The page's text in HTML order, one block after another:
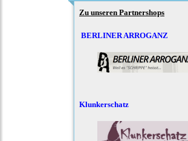
Zu unseren Partnershops
BERLINER ARROGANZ
Klunkerschatz